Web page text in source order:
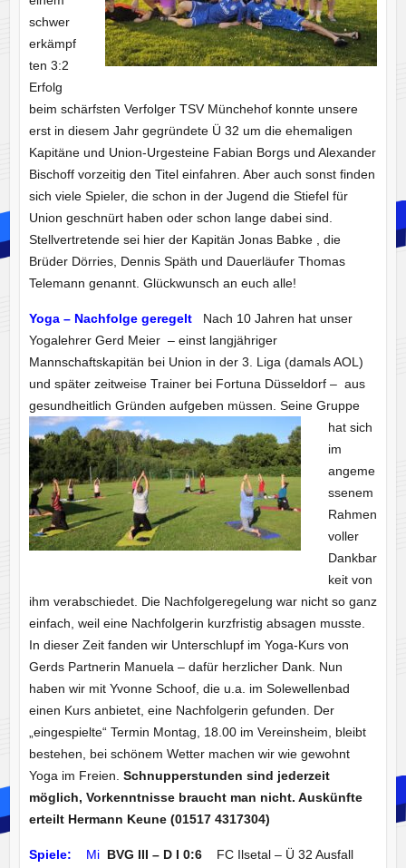
schwer
erkämpf
ten 3:2
Erfolg
beim schärfsten Verfolger TSV Münchehof konnte unsere
erst in diesem Jahr gegründete Ü 32 um die ehemaligen
Kapitäne und Union-Urgesteine Fabian Borgs und Alexander
Bischoff vorzeitig den Titel einfahren. Aber auch sonst finden
sich viele Spieler, die schon in der Jugend die Stiefel für
Union geschnürt haben oder schon lange dabei sind.
Stellvertretende sei hier der Kapitän Jonas Babke , die
Brüder Dörries, Dennis Späth und Dauerläufer Thomas
Telemann genannt. Glückwunsch an euch alle!
Yoga – Nachfolge geregelt
Nach 10 Jahren hat unser
Yogalehrer Gerd Meier – einst langjähriger
Mannschaftskapitän bei Union in der 3. Liga (damals AOL)
und später zeitweise Trainer bei Fortuna Düsseldorf – aus
gesundheitlich Gründen aufgeben müssen. Seine Gruppe
hat sich
im
angeme
ssenem
Rahmen
voller
Dankbar
keit von
ihm verabschiedet. Die Nachfolgeregelung war nicht so ganz
einfach, weil eine Nachfolgerin kurzfristig absagen musste.
In dieser Zeit fanden wir Unterschlupf im Yoga-Kurs von
Gerds Partnerin Manuela – dafür herzlicher Dank. Nun
haben wir mit Yvonne Schoof, die u.a. im Solewellenbad
einen Kurs anbietet, eine Nachfolgerin gefunden. Der
„eingespielte“ Termin Montag, 18.00 im Vereinsheim, bleibt
bestehen, bei schönem Wetter machen wir wie gewohnt
Yoga im Freien. Schnupperstunden sind jederzeit
möglich, Vorkenntnisse braucht man nicht. Auskünfte
erteilt Hermann Keune (01517 4317304)
Spiele: Mi BVG III – D I 0:6
FC Ilsetal – Ü 32 Ausfall